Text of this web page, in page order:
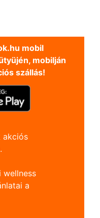
mobil
mobilján
szállás!
akciós
wellness
a